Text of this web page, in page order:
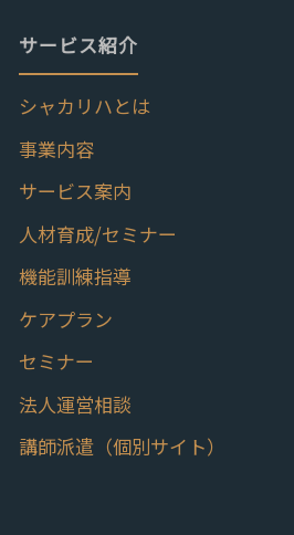
サービス紹介
シャカリハとは
事業内容
サービス案内
人材育成/セミナー
機能訓練指導
ケアプラン
セミナー
法人運営相談
講師派遣（個別サイト）